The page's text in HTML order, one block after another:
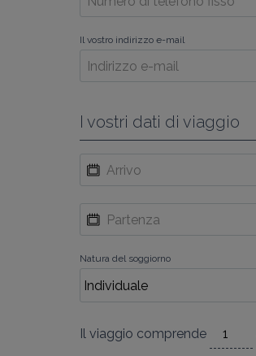
Il vostro indirizzo e-mail
I vostri dati di viaggio
Natura del soggiorno
Il viaggio comprende